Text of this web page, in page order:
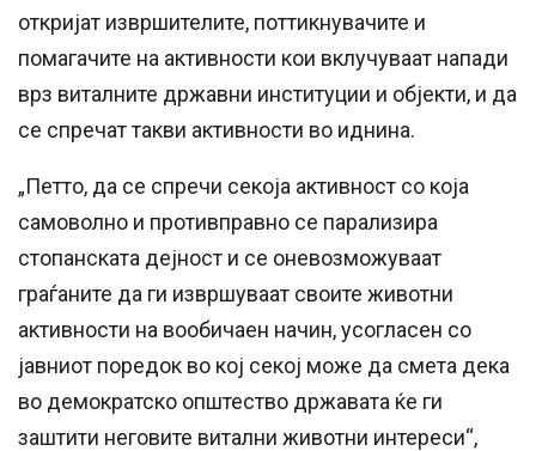
откријат извршителите, поттикнувачите и
помагачите на активности кои вклучуваат напади
врз виталните државни институции и објекти, и да
се спречат такви активности во иднина.
„Петто, да се спречи секоја активност со која
самоволно и противправно се парализира
стопанската дејност и се оневозможуваат
граѓаните да ги извршуваат своите животни
активности на вообичаен начин, усогласен со
јавниот поредок во кој секој може да смета дека
во демократско општество државата ќе ги
заштити неговите витални животни интереси“,